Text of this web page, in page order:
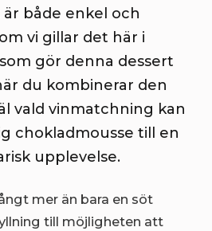
både enkel och
vi gillar det här i
gör denna dessert
du kombinerar den
vald vinmatchning kan
chokladmousse till en
upplevelse.
mer än bara en söt
till möjligheten att